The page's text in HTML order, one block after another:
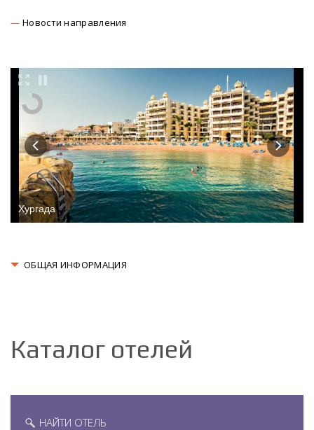
Новости направления
Хургада
ОБЩАЯ ИНФОРМАЦИЯ
Каталог отелей
НАЙТИ ОТЕЛЬ